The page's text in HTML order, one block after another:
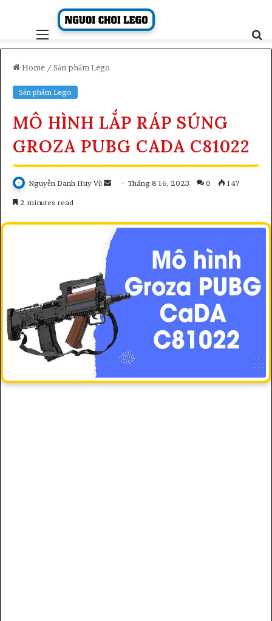
Menu
Home / Sản phẩm Lego
Sản phẩm Lego
MÔ HÌNH LẮP RÁP SÚNG
GROZA PUBG CADA C81022
Nguyễn Danh Huy Vũ
SendTháng 8 16, 2023 0 147
2 minutes read